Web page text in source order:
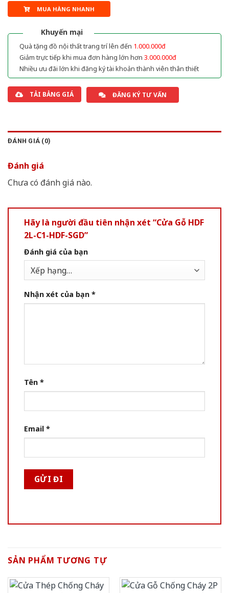
MUA HÀNG NHANH
Khuyến mại
Quà tặng đồ nội thất trang trí lên đến 1.000.000đ
Giảm trực tiếp khi mua đơn hàng lớn hơn 3.000.000đ
Nhiều ưu đãi lớn khi đăng ký tài khoản thành viên thân thiết
TẢI BẢNG GIÁ ĐĂNG KÝ TƯ VẤN
ĐÁNH GIÁ (0)
Đánh giá
Chưa có đánh giá nào.
Hãy là người đầu tiên nhận xét “Cửa Gỗ HDF
2L-C1-HDF-SGD”
Đánh giá của bạn
Nhận xét của bạn *
Tên *
Email *
SẢN PHẨM TƯƠNG TỰ